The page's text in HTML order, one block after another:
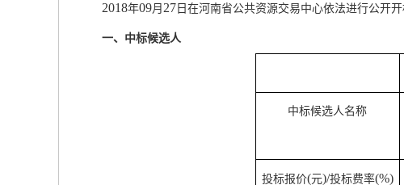
2018年09月 27 日在河南省公共资源交易中心依法进行公开
一、中标候选人
中标候选人名称
投标报价(元)/投标费率(%)